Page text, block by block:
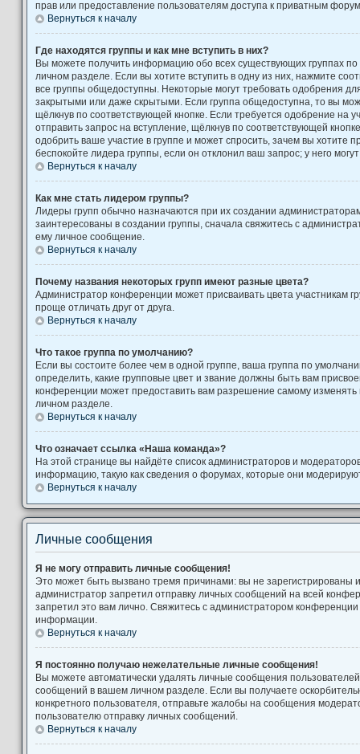
прав или предоставление пользователям доступа к приватным
Вернуться к началу
Где находятся группы и как мне вступить в них?
Вы можете получить информацию обо всех существующих группах
личном разделе. Если вы хотите вступить в одну из них, нажмите
все группы общедоступны. Некоторые могут требовать одобрения
закрытыми или даже скрытыми. Если группа общедоступна, то вы
щёлкнув по соответствующей кнопке. Если требуется одобрение на
отправить запрос на вступление, щёлкнув по соответствующей
одобрить ваше участие в группе и может спросить, зачем вы хотите
беспокойте лидера группы, если он отклонил ваш запрос; у него
Вернуться к началу
Как мне стать лидером группы?
Лидеры групп обычно назначаются при их создании
заинтересованы в создании группы, сначала свяжитесь с
ему личное сообщение.
Вернуться к началу
Почему названия некоторых групп имеют разные цвета?
Администратор конференции может присваивать цвета участникам
проще отличать друг от друга.
Вернуться к началу
Что такое группа по умолчанию?
Если вы состоите более чем в одной группе, ваша группа по
определить, какие групповые цвет и звание должны быть вам
конференции может предоставить вам разрешение самому изменять
личном разделе.
Вернуться к началу
Что означает ссылка «Наша команда»?
На этой странице вы найдёте список администраторов и
информацию, такую как сведения о форумах, которые они
Вернуться к началу
Личные сообщения
Я не могу отправить личные сообщения!
Это может быть вызвано тремя причинами: вы не
администратор запретил отправку личных сообщений на всей
запретил это вам лично. Свяжитесь с администратором
информации.
Вернуться к началу
Я постоянно получаю нежелательные личные сообщения!
Вы можете автоматически удалять личные сообщения
сообщений в вашем личном разделе. Если вы получаете
конкретного пользователя, отправьте жалобы на сообщения
пользователю отправку личных сообщений.
Вернуться к началу